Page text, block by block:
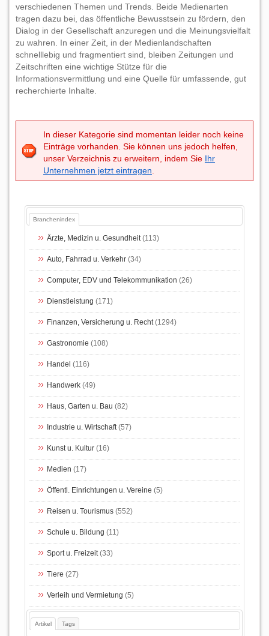
verschiedenen Themen und Trends. Beide Medienarten
tragen dazu bei, das öffentliche Bewusstsein zu fördern, den
Dialog in der Gesellschaft anzuregen und die Meinungsvielfalt
zu wahren. In einer Zeit, in der Medienlandschaften
schnelllebig und fragmentiert sind, bleiben Zeitungen und
Zeitschriften eine wichtige Stütze für die
Informationsvermittlung und eine Quelle für umfassende, gut
recherchierte Inhalte.
In dieser Kategorie sind momentan leider noch keine
Einträge vorhanden. Sie können uns jedoch helfen,
unser Verzeichnis zu erweitern, indem Sie Ihr
Unternehmen jetzt eintragen
Branchenindex
Ärzte, Medizin u. Gesundheit(113)
Auto, Fahrrad u. Verkehr (34)
Computer, EDV und Telekommunikation (26)
Dienstleistung (171)
Finanzen, Versicherung u. Recht(1294)
Gastronomie (108)
Handel (116)
Handwerk (49)
Haus, Garten u. Bau (82)
Industrie u. Wirtschaft(57)
Kunst u. Kultur (16)
Medien (17)
Öffentl. Einrichtungen u. Vereine (5)
Reisen u. Tourismus (552)
Schule u. Bildung (11)
Sport u. Freizeit(33)
Tiere (27)
Verleih und Vermietung (5)
Artikel Tags